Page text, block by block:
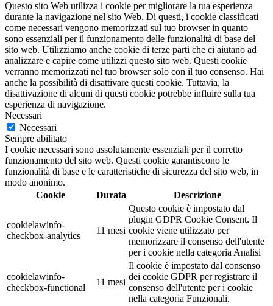
Questo sito Web utilizza i cookie per migliorare la tua esperienza
durante la navigazione nel sito Web. Di questi, i cookie classificati
come necessari vengono memorizzati sul tuo browser in quanto
sono essenziali per il funzionamento delle funzionalità di base del
sito web. Utilizziamo anche cookie di terze parti che ci aiutano ad
analizzare e capire come utilizzi questo sito web. Questi cookie
verranno memorizzati nel tuo browser solo con il tuo consenso. Hai
anche la possibilità di disattivare questi cookie. Tuttavia, la
disattivazione di alcuni di questi cookie potrebbe influire sulla tua
esperienza di navigazione.
Necessari
Necessari
Sempre abilitato
I cookie necessari sono assolutamente essenziali per il corretto
funzionamento del sito web. Questi cookie garantiscono le
funzionalità di base e le caratteristiche di sicurezza del sito web, in
modo anonimo.
Cookie
Durata Descrizione
cookielawinfo-
checkbox-analytics
11 mesi
Questo cookie è impostato dal
plugin GDPR Cookie Consent. Il
cookie viene utilizzato per
memorizzare il consenso dell'utente
per i cookie nella categoria Analisi
cookielawinfo-
checkbox-functional
11 mesi
Il cookie è impostato dal consenso
dei cookie GDPR per registrare il
consenso dell'utente per i cookie
nella categoria Funzionali.